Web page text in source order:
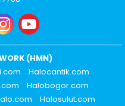
(HMN)
Halocantik.com
Halobogor.com
Halosulut.com